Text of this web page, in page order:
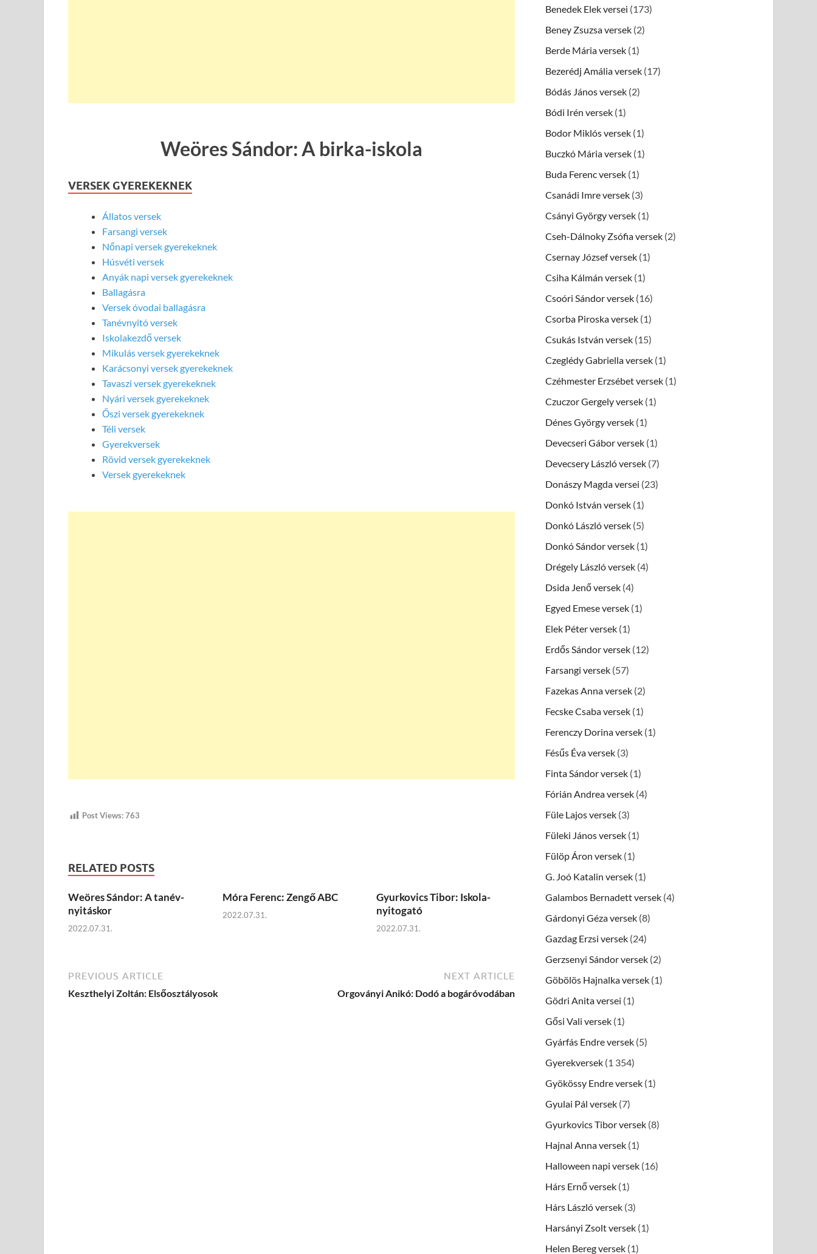
Weöres Sándor: A birka-iskola
VERSEK GYEREKEKNEK
Állatos versek
Farsangi versek
Nőnapi versek gyerekeknek
Húsvéti versek
Anyák napi versek gyerekeknek
Ballagásra
Versek óvodai ballagásra
Tanévnyitó versek
Iskolakezdő versek
Mikulás versek gyerekeknek
Karácsonyi versek gyerekeknek
Tavaszi versek gyerekeknek
Nyári versek gyerekeknek
Őszi versek gyerekeknek
Téli versek
Gyerekversek
Rövid versek gyerekeknek
Versek gyerekeknek
Post Views:763
RELATED POSTS
Weöres Sándor: A tanév-
nyitáskor
2022.07.31.
Móra Ferenc: Zengő ABC
2022.07.31.
Gyurkovics Tibor: Iskola-
nyitogató
2022.07.31.
PREVIOUS ARTICLE
Keszthelyi Zoltán: Elsőosztályosok
NEXT ARTICLE
Orgoványi Anikó: Dodó a bogáróvodában
Benedek Elek versei (173)
Beney Zsuzsa versek (2)
Berde Mária versek (1)
Bezerédj Amália versek (17)
Bódás János versek (2)
Bódi Irén versek (1)
Bodor Miklós versek (1)
Buczkó Mária versek (1)
Buda Ferenc versek (1)
Csanádi Imre versek (3)
Csányi György versek (1)
Cseh-Dálnoky Zsófia versek (2)
Csernay József versek (1)
Csiha Kálmán versek (1)
Csoóri Sándor versek (16)
Csorba Piroska versek (1)
Csukás István versek (15)
Czeglédy Gabriella versek (1)
Czéhmester Erzsébet versek (1)
Czuczor Gergely versek (1)
Dénes György versek (1)
Devecseri Gábor versek (1)
Devecsery László versek (7)
Donászy Magda versei (23)
Donkó István versek (1)
Donkó László versek (5)
Donkó Sándor versek (1)
Drégely László versek (4)
Dsida Jenő versek (4)
Egyed Emese versek (1)
Elek Péter versek (1)
Erdős Sándor versek (12)
Farsangi versek (57)
Fazekas Anna versek (2)
Fecske Csaba versek (1)
Ferenczy Dorina versek (1)
Fésűs Éva versek (3)
Finta Sándor versek (1)
Fórián Andrea versek (4)
Füle Lajos versek (3)
Füleki János versek (1)
Fülöp Áron versek (1)
G. Joó Katalin versek (1)
Galambos Bernadett versek (4)
Gárdonyi Géza versek (8)
Gazdag Erzsi versek (24)
Gerzsenyi Sándor versek (2)
Göbölös Hajnalka versek (1)
Gödri Anita versei (1)
Gősi Vali versek (1)
Gyárfás Endre versek (5)
Gyerekversek (1 354)
Gyökössy Endre versek (1)
Gyulai Pál versek (7)
Gyurkovics Tibor versek (8)
Hajnal Anna versek (1)
Halloween napi versek (16)
Hárs Ernő versek (1)
Hárs László versek (3)
Harsányi Zsolt versek (1)
Helen Bereg versek (1)